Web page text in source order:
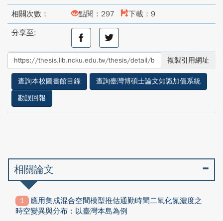
相關次數： 點閱：297 下載：9
分享至:
分
至
facebook
分
享
至
twitter
複製引用網址
查詢本校圖書館目錄
查詢臺灣博碩士論文知識加值系統
勘誤回報
相關論文
應用集成混合空間模型推估通勤時間二氧化氮濃度之
時空變異與分布：以臺灣本島為例